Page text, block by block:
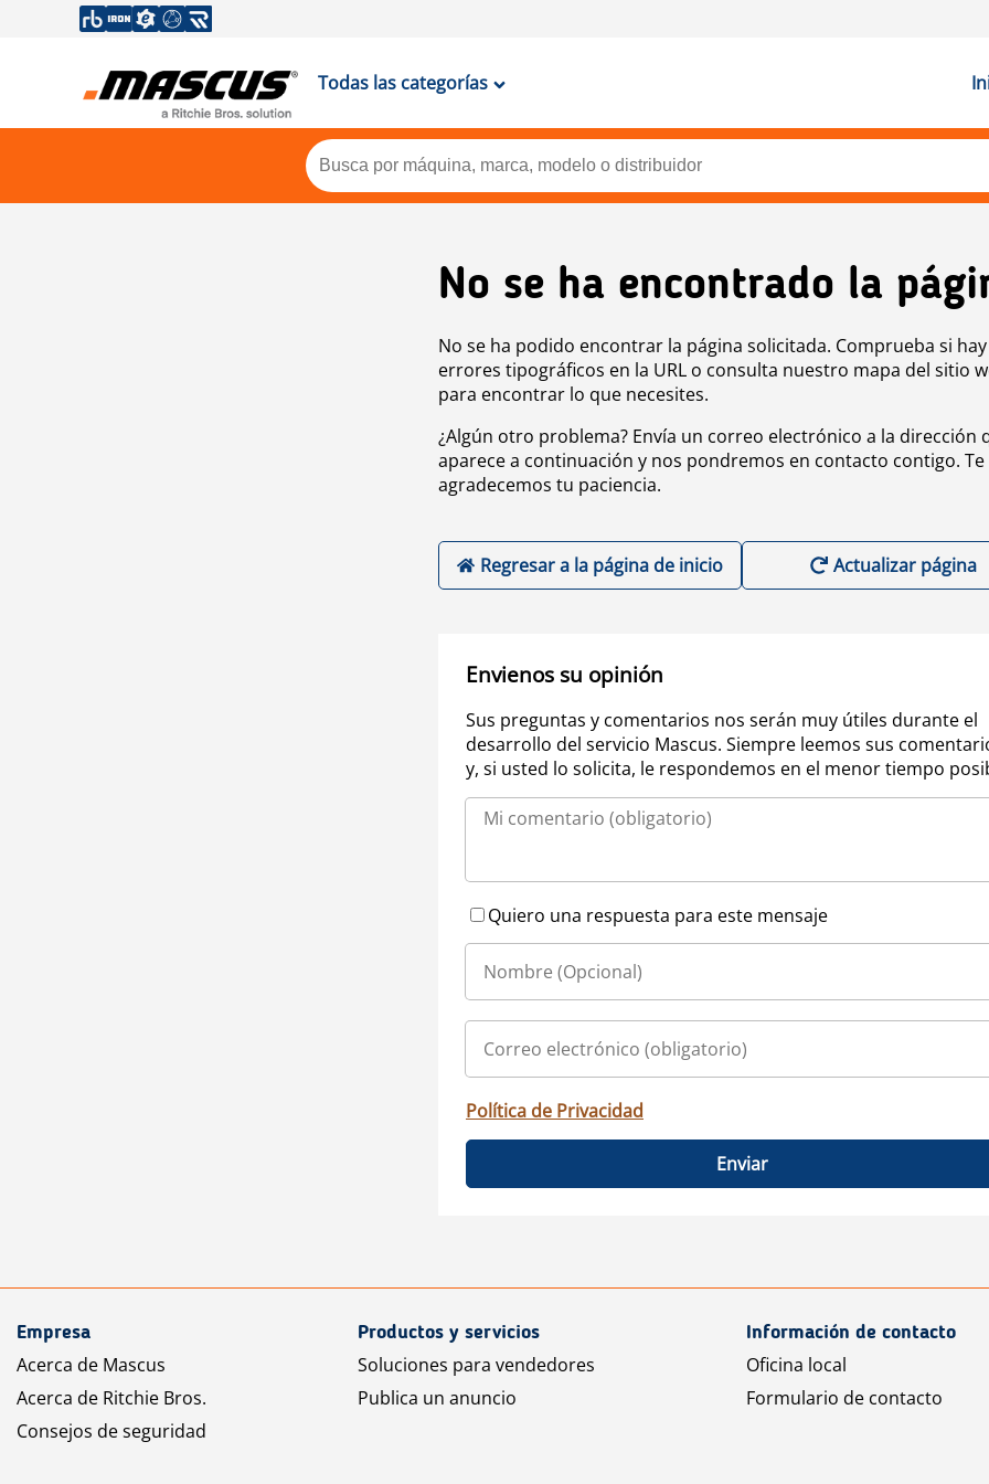
Todas las categorías
No se ha encontrado la
No se ha podido encontrar la página solicitada. Comprueba si hay
errores tipográficos en la URL o consulta nuestro mapa del sitio
para encontrar lo que necesites.
¿Algún otro problema? Envía un correo electrónico a la dirección
aparece a continuación y nos pondremos en contacto contigo. Te
agradecemos tu paciencia.
Regresar a la página de inicio Actualizar página
Envienos su opinión
Sus preguntas y comentarios nos serán muy útiles durante el
desarrollo del servicio Mascus. Siempre leemos sus
y, si usted lo solicita, le respondemos en el menor tiempo
Quiero una respuesta para este mensaje
Política de Privacidad
Enviar
Empresa
Acerca de Mascus
Acerca de Ritchie Bros.
Consejos de seguridad
Productos y servicios
Soluciones para vendedores
Publica un anuncio
Información de contacto
Oficina local
Formulario de contacto